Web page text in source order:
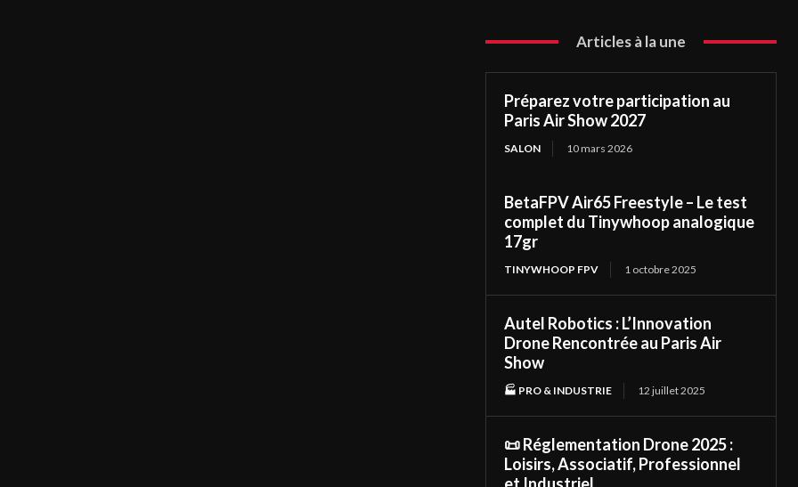
Articles à la une
Préparez votre participation au
Paris Air Show 2027
SALON 10 mars 2026
BetaFPV Air65 Freestyle – Le test
complet du Tinywhoop analogique
17gr
TINYWHOOP FPV 1 octobre 2025
Autel Robotics : L’Innovation
Drone Rencontrée au Paris Air
Show
🏭 PRO & INDUSTRIE 12 juillet 2025
📜 Réglementation Drone 2025 :
Loisirs, Associatif, Professionnel